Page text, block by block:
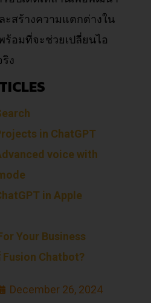
สร้างความแตกต่างใน
ร้อมที่จะช่วยเปลี่ยนไอ
ง
in ChatGPT
voice with
in Apple
Your Business
Chatbot?
December 26, 2024